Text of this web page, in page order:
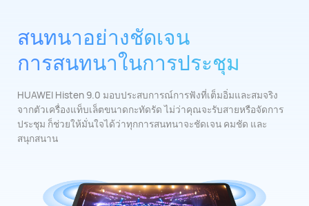
สนทนาอย่างชัดเจน
การสนทนาในการประชุม
HUAWEI Histen 9.0 มอบประสบการณ์การฟังที่เต็มอิ่มและสมจริง
จากตัวเครื่องแท็บเล็ตขนาดกะทัดรัด ไม่ว่าคุณจะรับสายหรือจัดการ
ประชุม ก็ช่วยให้มั่นใจได้ว่าทุกการสนทนาจะชัดเจน คมชัด และ
สนุกสนาน